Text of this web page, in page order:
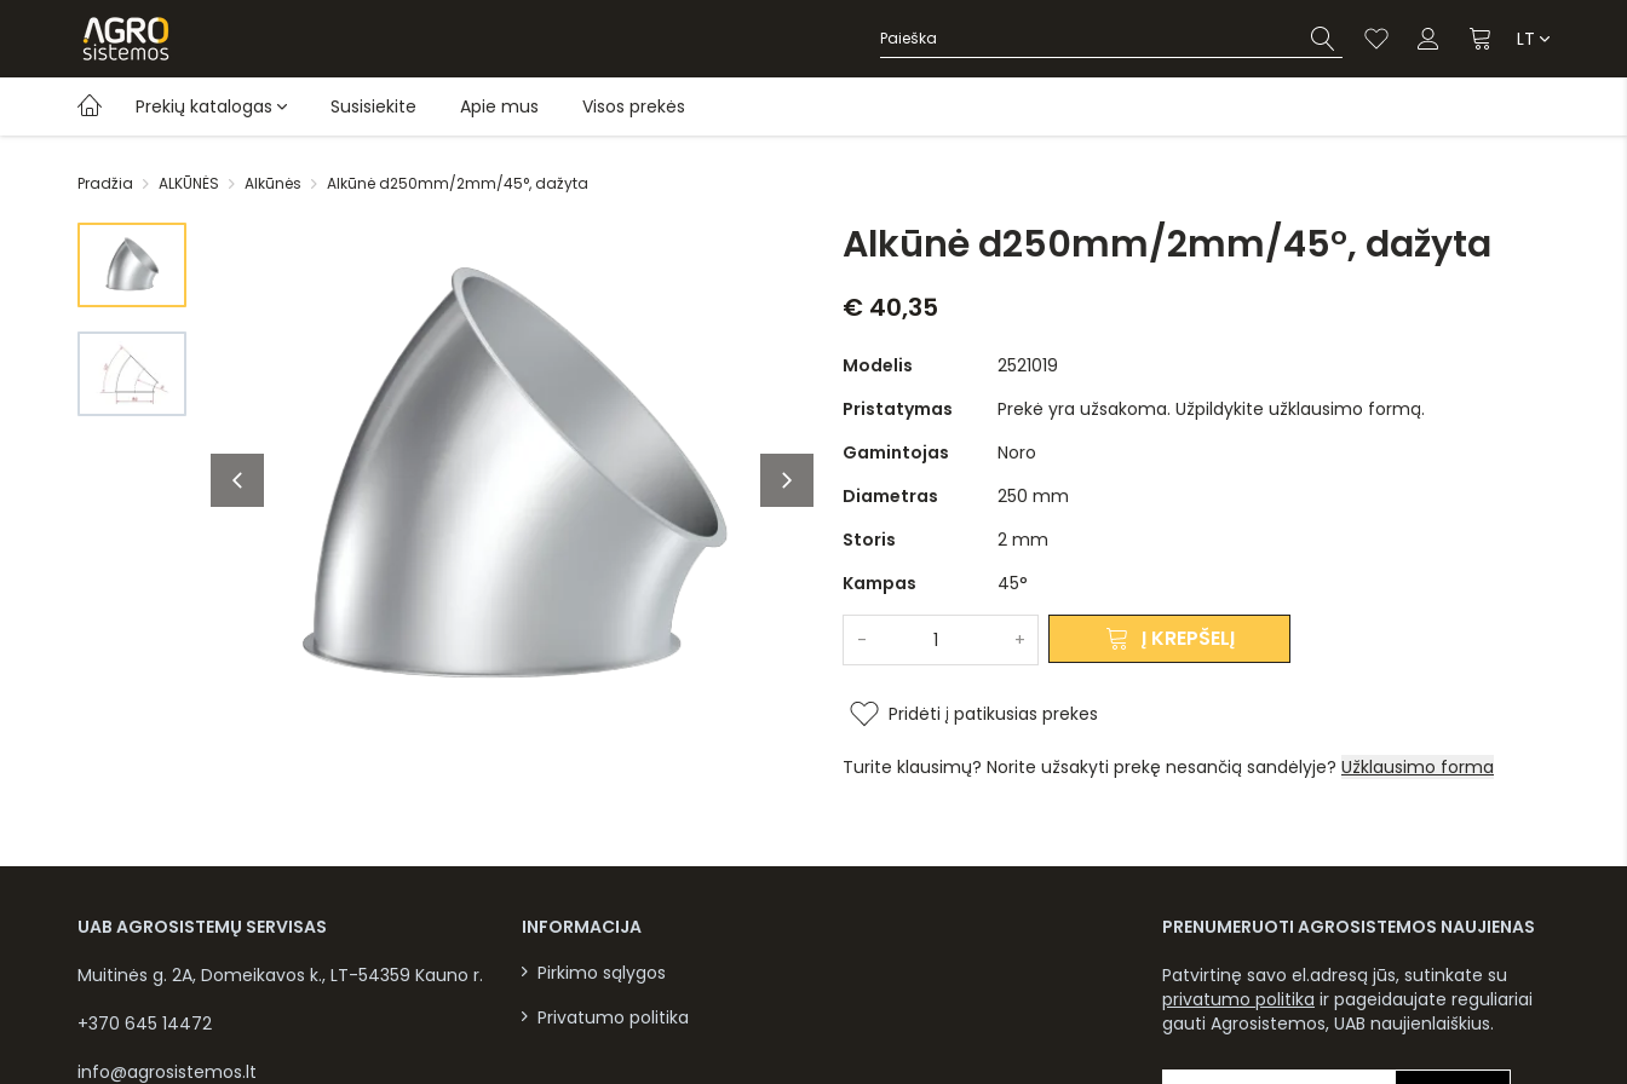
LT
Prekių katalogas Susisiekite Apie mus Visos prekės
Pradžia ALKŪNĖS Alkūnės Alkūnė d250mm/2mm/45°, dažyta
Alkūnė d250mm/2mm/45°, dažyta
€ 40,35
Modelis
2521019
Pristatymas
Prekė yra užsakoma. Užpildykite užklausimo formą.
Gamintojas
Noro
Diametras
250 mm
Storis
2 mm
Kampas
45°
- + Į KREPŠELĮ
Pridėti į patikusias prekes
Turite klausimų? Norite užsakyti prekę nesančią sandėlyje? Užklausimo forma
UAB AGROSISTEMŲ SERVISAS
Muitinės g. 2A, Domeikavos k., LT-54359 Kauno r.
+370 645 14472
info@agrosistemos.lt
INFORMACIJA
Pirkimo sąlygos
Privatumo politika
PRENUMERUOTI AGROSISTEMOS NAUJIENAS
Patvirtinę savo el.adresą jūs, sutinkate su
privatumo politika ir pageidaujate reguliariai
gauti Agrosistemos, UAB naujienlaiškius.